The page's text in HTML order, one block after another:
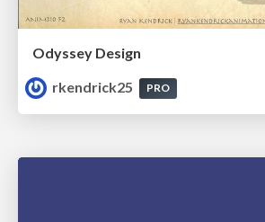
Odyssey Design
rkendrick25
PRO